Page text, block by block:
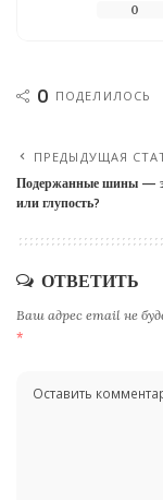
0
0 ПОДЕЛИЛОСЬ
ПРЕДЫДУЩАЯ
Подержанные шины —
или глупость?
ОТВЕТИТЬ
Ваш адрес email не
*